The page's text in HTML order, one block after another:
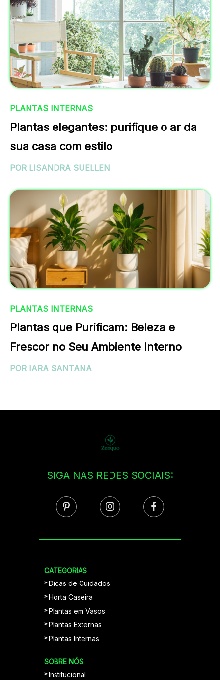
PLANTAS INTERNAS
Plantas elegantes: purifique o ar da
sua casa com estilo
POR LISANDRA SUELLEN
PLANTAS INTERNAS
Plantas que Purificam: Beleza e
Frescor no Seu Ambiente Interno
POR IARA SANTANA
SIGA NAS REDES SOCIAIS:
CATEGORIAS
Dicas de Cuidados
Horta Caseira
Plantas em Vasos
Plantas Externas
Plantas Internas
SOBRE NÓS
Institucional